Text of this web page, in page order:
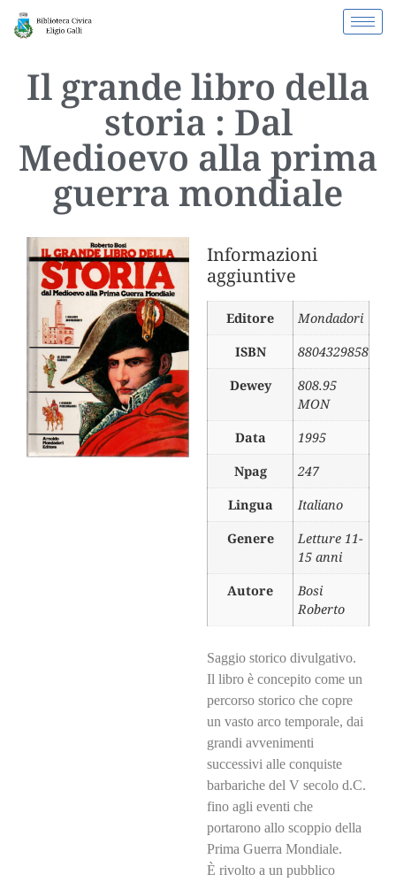
Il grande libro della
storia : Dal
Medioevo alla prima
guerra mondiale
Informazioni
aggiuntive
Editore
Mondadori
ISBN
8804329858
Dewey
808.95
MON
Data
1995
Npag
247
Lingua
Italiano
Genere
Letture 11-
15 anni
Autore
Bosi
Roberto
Saggio storico divulgativo.
Il libro è concepito come un
percorso storico che copre
un vasto arco temporale, dai
grandi avvenimenti
successivi alle conquiste
barbariche del V secolo d.C.
fino agli eventi che
portarono allo scoppio della
Prima Guerra Mondiale.
È rivolto a un pubblico